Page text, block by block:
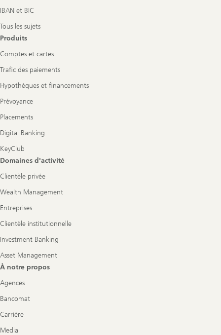
IBAN et BIC
Tous les sujets
Produits
Comptes et cartes
Trafic des paiements
Hypothèques et financements
Prévoyance
Placements
Digital Banking
KeyClub
Domaines d'activité
Clientèle privée
Wealth Management
Entreprises
Clientèle institutionnelle
Investment Banking
Asset Management
À notre propos
Agences
Bancomat
Carrière
Media